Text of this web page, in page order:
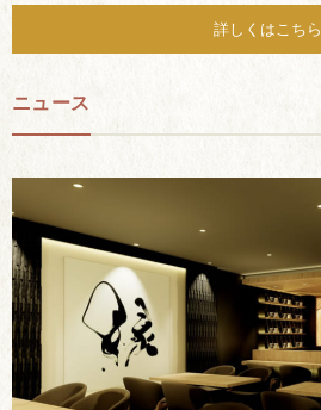
詳しくはこちら
ニュース